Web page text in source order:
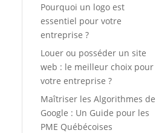
Pourquoi un logo est
essentiel pour votre
entreprise ?
Louer ou posséder un site
web : le meilleur choix pour
votre entreprise ?
Maîtriser les Algorithmes de
Google : Un Guide pour les
PME Québécoises